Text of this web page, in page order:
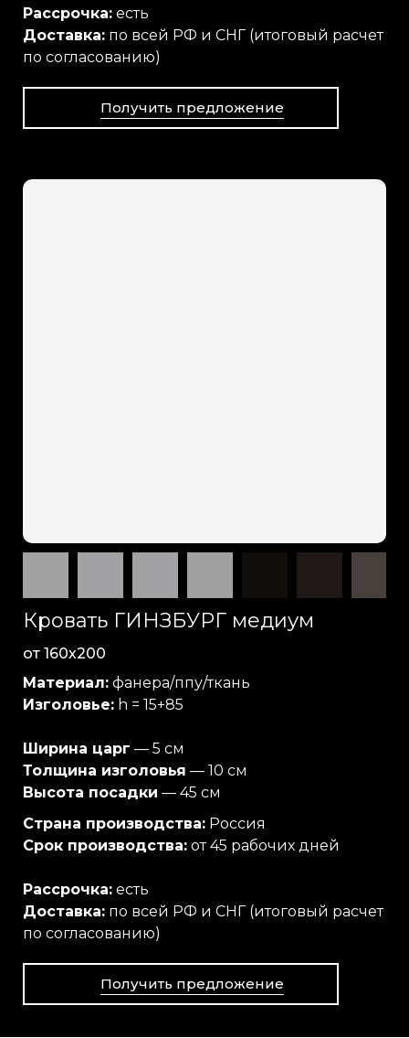
Рассрочка: есть
Доставка: по всей РФ и СНГ (итоговый расчет
по согласованию)
Получить предложение
Кровать ГИНЗБУРГ медиум
от 160х200
Материал: фанера/ппу/ткань
Изголовье: h = 15+85
Ширина царг — 5 см
Толщина изголовья — 10 см
Высота посадки — 45 см
Страна производства: Россия
Срок производства: от 45 рабочих дней
Рассрочка: есть
Доставка: по всей РФ и СНГ (итоговый расчет
по согласованию)
Получить предложение